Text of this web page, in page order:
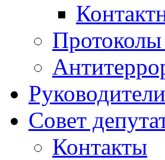
Руководители
Совет
Контакты